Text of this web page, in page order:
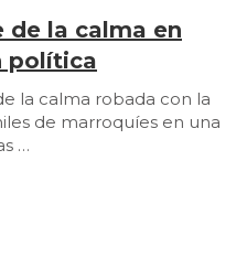
de la calma en
política
la calma robada con la
de marroquíes en una
…